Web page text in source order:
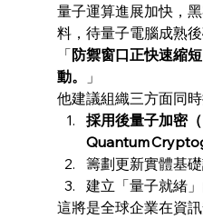
量子運算進展加快，
料，待量子電腦成熟
「防禦窗口正快速縮
動。
」
他建議組織三方面同時
採用後量子加密
Quantum
籌劃更新實體基礎
建立「量子就緒」
這將是全球企業在資